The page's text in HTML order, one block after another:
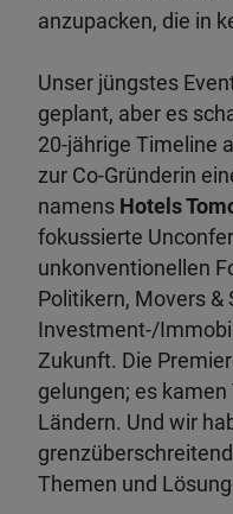
anzupacken, die in
Unser jüngstes
geplant, aber es
20-jährige Timeline
zur Co-Gründerin
namens Hotels
fokussierte
unkonventionellen
Politikern, Movers &
Investment-/
Zukunft. Die
gelungen; es
Ländern. Und wir
Themen und